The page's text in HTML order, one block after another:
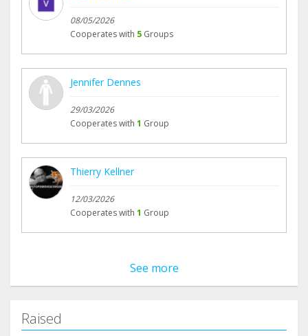
08/05/2026
Cooperates with 5 Groups
Jennifer Dennes
29/03/2026
Cooperates with 1 Group
Thierry Kellner
12/03/2026
Cooperates with 1 Group
See more
Raised